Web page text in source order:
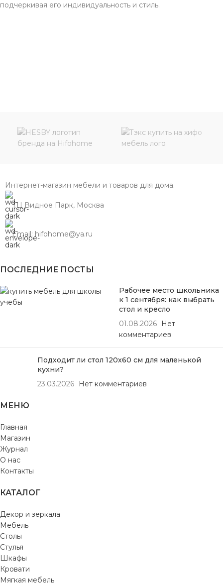
подчеркивая его индивидуальность и стиль.
Интернет-магазин мебели и товаров для дома.
ТЦ Видное Парк, Москва
Email: hifohome@ya.ru
ПОСЛЕДНИЕ ПОСТЫ
Рабочее место школьника
к 1 сентября: как выбрать
стол и кресло
01.08.2026
Нет
комментариев
Подходит ли стол 120х60 см для маленькой
кухни?
23.03.2026
Нет комментариев
МЕНЮ
Главная
Магазин
Журнал
О нас
Контакты
КАТАЛОГ
Декор и зеркала
Мебель
Столы
Стулья
Шкафы
Кровати
Мягкая мебель